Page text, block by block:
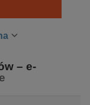
– e-